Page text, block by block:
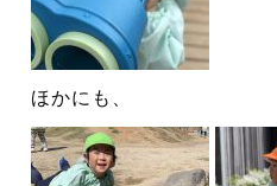
ほかにも、